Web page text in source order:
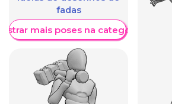
fadas
mais poses na categoria